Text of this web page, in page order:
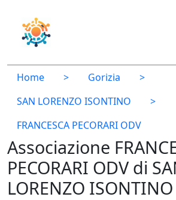
Home > Gorizia
>
SAN LORENZO ISONTINO
>
FRANCESCA PECORARI ODV
Associazione
PECORARI ODV di
LORENZO ISONTINO